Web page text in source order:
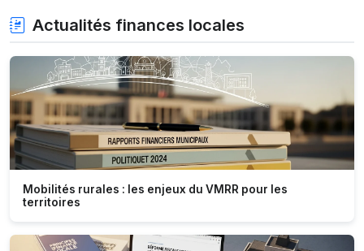
Actualités finances locales
Mobilités rurales : les enjeux du VMRR pour les
territoires